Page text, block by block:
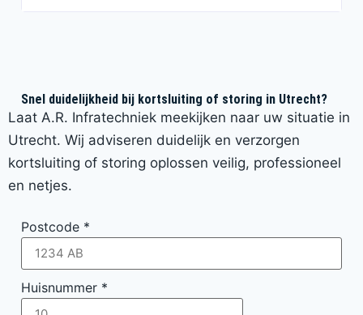
Snel duidelijkheid bij kortsluiting of storing in Utrecht?
Laat A.R. Infratechniek meekijken naar uw situatie in
Utrecht. Wij adviseren duidelijk en verzorgen
kortsluiting of storing oplossen veilig, professioneel
en netjes.
Postcode *
Huisnummer *